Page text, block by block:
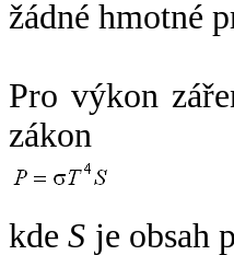
žádné hmotné
Pro výkon
zákon
kdeS je obsah